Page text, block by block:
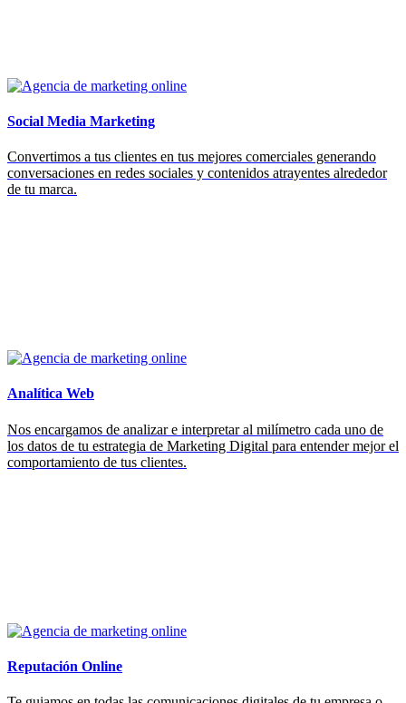
Social Media Marketing
Convertimos a tus clientes en tus mejores comerciales generando
conversaciones en redes sociales y contenidos atrayentes alrededor
de tu marca.
Analítica Web
Nos encargamos de analizar e interpretar al milímetro cada uno de
los datos de tu estrategia de Marketing Digital para entender mejor el
comportamiento de tus clientes.
Reputación Online